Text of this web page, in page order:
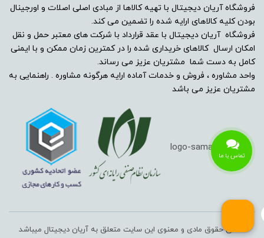
وبکم
دارد
مشخصات اسپیکر
حسگر اثر انگشت
ندارد
ندارد
فروشگاه آریان دیجیتال با تهیه کالاها از مبادی اصلی اصلات و اورجینال
بودن کلیه کالاهای ارایه شده را تضمین می کند.
فروشگاه آریان دیجیتال با عقد قرارداد با شرکت های معتبر حمل و نقل
امکان ارسال کالاهای خریداری شده را در کمترین زمان ممکن و با ایمنی
کامل به دست شما مشتریان عزیز می رساند.
واحد مشاوره ، فروش و خدمات آماده ارایه هرگونه مشاوره . راهنمایی به
مشتریان عزیز می باشد
تمامی حقوق مادی و معنوی این سایت متعلق به آریان دیجیتال میباشد
تماس با ما